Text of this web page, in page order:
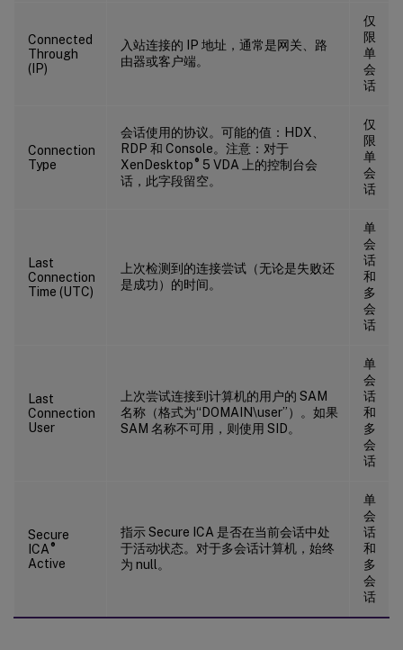
Connected
Through
(IP)
入站连接的 IP 地址，通常是网关、路
由器或客户端。
仅
限
单
会
话
Connection
Type
会话使用的协议。可能的值：HDX、
RDP 和 Console。注意：对于
XenDesktop® 5 VDA 上的控制台会
话，此字段留空。
仅
限
单
会
话
Last
Connection
Time (UTC)
上次检测到的连接尝试（无论是失败还
是成功）的时间。
单
会
话
和
多
会
话
Last
Connection
User
上次尝试连接到计算机的用户的 SAM
名称（格式为“DOMAIN\user”）。如果
SAM 名称不可用，则使用 SID。
单
会
话
和
多
会
话
Secure
ICA®
Active
指示 Secure ICA 是否在当前会话中处
于活动状态。对于多会话计算机，始终
为 null。
单
会
话
和
多
会
话